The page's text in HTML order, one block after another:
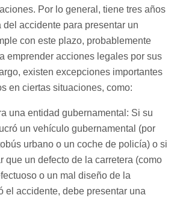
Por lo general, tiene tres años
del accidente para presentar un
con este plazo, probablemente
emprender acciones legales por sus
existen excepciones importantes
en ciertas situaciones, como:
una entidad gubernamental: Si su
un vehículo gubernamental (por
urbano o un coche de policía) o si
que un defecto de la carretera (como
o un mal diseño de la
el accidente, debe presentar una